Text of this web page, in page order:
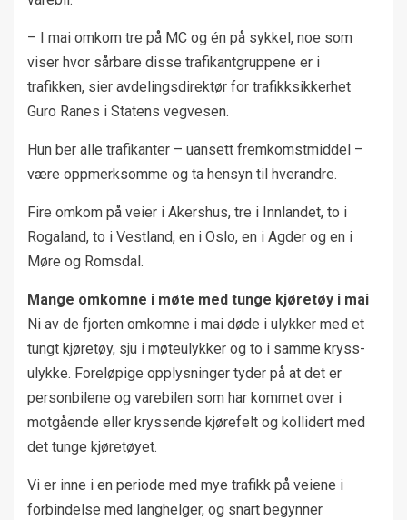
– I mai omkom tre på MC og én på sykkel, noe som
viser hvor sårbare disse trafikantgruppene er i
trafikken, sier avdelingsdirektør for trafikksikkerhet
Guro Ranes i Statens vegvesen.
Hun ber alle trafikanter – uansett fremkomstmiddel –
være oppmerksomme og ta hensyn til hverandre.
Fire omkom på veier i Akershus, tre i Innlandet, to i
Rogaland, to i Vestland, en i Oslo, en i Agder og en i
Møre og Romsdal.
Mange omkomne i møte med tunge kjøretøy i mai
Ni av de fjorten omkomne i mai døde i ulykker med et
tungt kjøretøy, sju i møteulykker og to i samme kryss-
ulykke. Foreløpige opplysninger tyder på at det er
personbilene og varebilen som har kommet over i
motgående eller kryssende kjørefelt og kollidert med
det tunge kjøretøyet.
Vi er inne i en periode med mye trafikk på veiene i
forbindelse med langhelger, og snart begynner